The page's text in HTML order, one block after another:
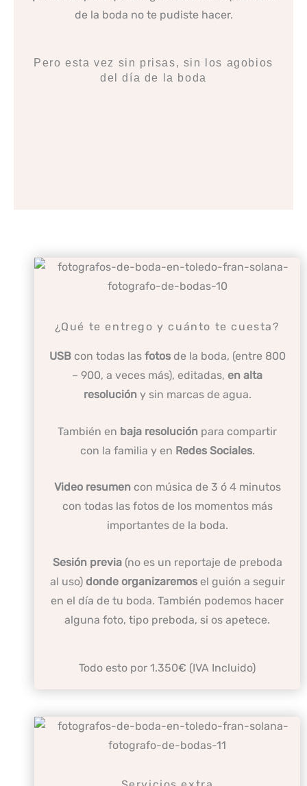
de la boda no te pudiste hacer.
Pero esta vez sin prisas, sin los agobios
del día de la boda
¿Qué te entrego y cuánto te cuesta?
USBcon todas las fotosde la boda, (entre 800
– 900, a veces más), editadas, en alta
resolucióny sin marcas de agua.
También en baja resolución para compartir
con la familia y en Redes Sociales.
Video resumencon música de 3 ó 4 minutos
con todas las fotos de los momentos más
importantes de la boda.
Sesión previa(no es un reportaje de preboda
al uso) donde organizaremosel guión a seguir
en el día de tu boda. También podemos hacer
alguna foto, tipo preboda, si os apetece.
Todo esto por 1.350€ (IVA Incluido)